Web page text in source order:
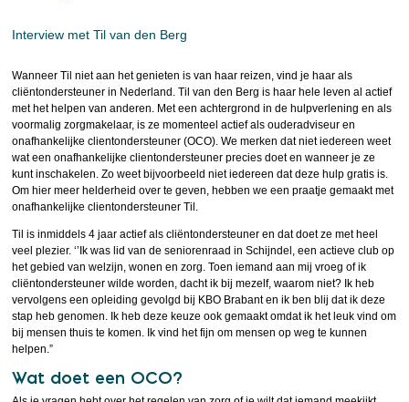
Interview met Til van den Berg
Wanneer Til niet aan het genieten is van haar reizen, vind je haar als
cliëntondersteuner in Nederland. Til van den Berg is haar hele leven al actief
met het helpen van anderen. Met een achtergrond in de hulpverlening en als
voormalig zorgmakelaar, is ze momenteel actief als ouderadviseur en
onafhankelijke clientondersteuner (OCO). We merken dat niet iedereen weet
wat een onafhankelijke clientondersteuner precies doet en wanneer je ze
kunt inschakelen. Zo weet bijvoorbeeld niet iedereen dat deze hulp gratis is.
Om hier meer helderheid over te geven, hebben we een praatje gemaakt met
onafhankelijke clientondersteuner Til.
Til is inmiddels 4 jaar actief als cliëntondersteuner en dat doet ze met heel
veel plezier. ‘’Ik was lid van de seniorenraad in Schijndel, een actieve club op
het gebied van welzijn, wonen en zorg. Toen iemand aan mij vroeg of ik
cliëntondersteuner wilde worden, dacht ik bij mezelf, waarom niet? Ik heb
vervolgens een opleiding gevolgd bij KBO Brabant en ik ben blij dat ik deze
stap heb genomen. Ik heb deze keuze ook gemaakt omdat ik het leuk vind om
bij mensen thuis te komen. Ik vind het fijn om mensen op weg te kunnen
helpen.”
Wat doet een OCO?